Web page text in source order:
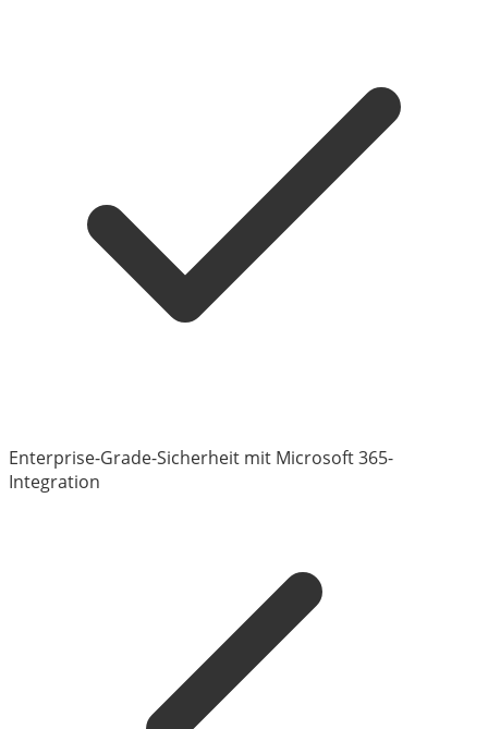
Enterprise-Grade-Sicherheit mit Microsoft 365-
Integration